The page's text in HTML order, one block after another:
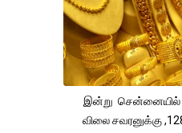
இன்று
விலை சவரனுக்கு